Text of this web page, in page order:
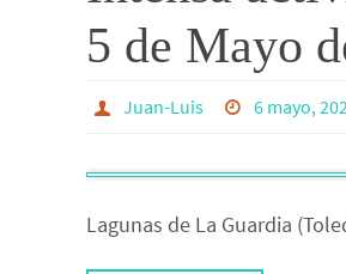
5 de Mayo
Juan-Luis 6 mayo,
Lagunas de La Guardia